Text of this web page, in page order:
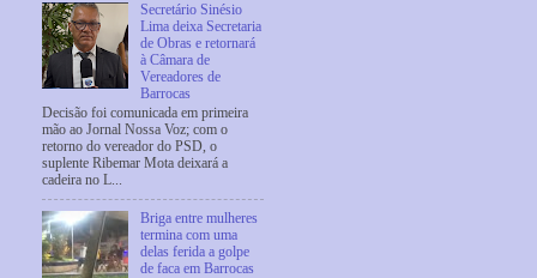
Secretário Sinésio
Lima deixa Secretaria
de Obras e retornará
à Câmara de
Vereadores de
Barrocas
Decisão foi comunicada em primeira
mão ao Jornal Nossa Voz; com o
retorno do vereador do PSD, o
suplente Ribemar Mota deixará a
cadeira no L...
Briga entre mulheres
termina com uma
delas ferida a golpe
de faca em Barrocas